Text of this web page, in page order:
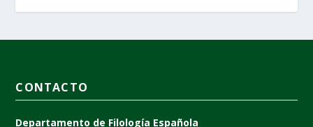
CONTACTO
Departamento de Filología Española